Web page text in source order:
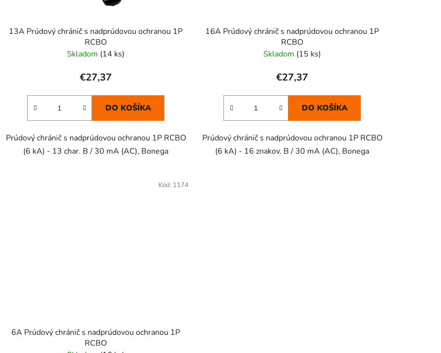
13A Prúdový chránič s nadprúdovou ochranou 1P
RCBO
Skladom (14 ks)
€27,37
DO KOŠÍKA
Prúdový chránič s nadprúdovou ochranou 1P RCBO
(6 kA) - 13 char. B / 30 mA (AC), Bonega
16A Prúdový chránič s nadprúdovou ochranou 1P
RCBO
Skladom (15 ks)
€27,37
DO KOŠÍKA
Prúdový chránič s nadprúdovou ochranou 1P RCBO
(6 kA) - 16 znakov. B / 30 mA (AC), Bonega
6A Prúdový chránič s nadprúdovou ochranou 1P
RCBO
Kód: 1174